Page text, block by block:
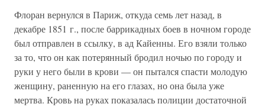
Флоран вернулся в Париж, откуда семь лет назад, в
декабре 1851 г., после баррикадных боев в ночном городе
был отправлен в ссылку, в ад Кайенны. Его взяли только
за то, что он как потерянный бродил ночью по городу и
руки у него были в крови — он пытался спасти молодую
женщину, раненную на его глазах, но она была уже
мертва. Кровь на руках показалась полиции достаточной